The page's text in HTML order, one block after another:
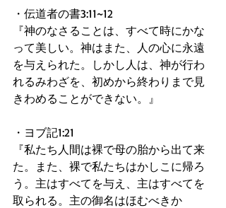
・伝道者の書3:11~12
『神のなさることは、すべて時にかな
って美しい。神はまた、人の心に永遠
を与えられた。しかし人は、神が行わ
れるみわざを、初めから終わりまで見
きわめることができない。』
・ヨブ記1:21
『私たち人間は裸で母の胎から出て来
た。また、裸で私たちはかしこに帰ろ
う。主はすべてを与え、主はすべてを
取られる。主の御名はほむべきか